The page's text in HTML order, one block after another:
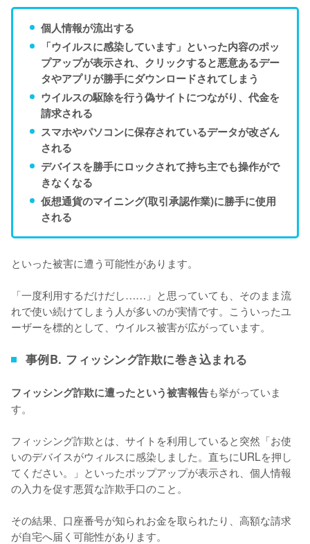
個人情報が流出する
「ウイルスに感染しています」といった内容のポッ
プアップが表示され、クリックすると悪意あるデー
タやアプリが勝手にダウンロードされてしまう
ウイルスの駆除を行う偽サイトにつながり、代金を
請求される
スマホやパソコンに保存されているデータが改ざん
される
デバイスを勝手にロックされて持ち主でも操作がで
きなくなる
仮想通貨のマイニング(取引承認作業)に勝手に使用
される
といった被害に遭う可能性があります。
「一度利用するだけだし……」と思っていても、そのまま流
れで使い続けてしまう人が多いのが実情です。こういったユ
ーザーを標的として、ウイルス被害が広がっています。
事例B. フィッシング詐欺に巻き込まれる
フィッシング詐欺に遭ったという被害報告も挙がっていま
す。
フィッシング詐欺とは、サイトを利用していると突然「お使
いのデバイスがウィルスに感染しました。直ちにURLを押し
てください。」といったポップアップが表示され、個人情報
の入力を促す悪質な詐欺手口のこと。
その結果、 口座番号が知られお金を取られたり、高額な請求
が自宅へ届く可能性があります。